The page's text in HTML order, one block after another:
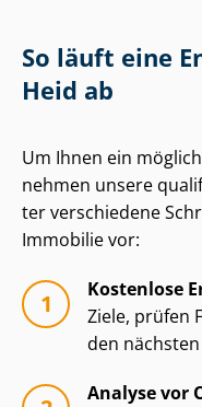
So läuft eine
Heid ab
Um Ihnen ein
nehmen unsere
ter verschiedene
Immobilie vor:
Kostenlose
Ziele, prüfen
den
Analyse vor